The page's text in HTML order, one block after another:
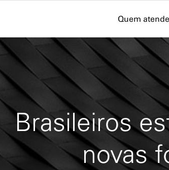
Quem
Brasileiros
novas